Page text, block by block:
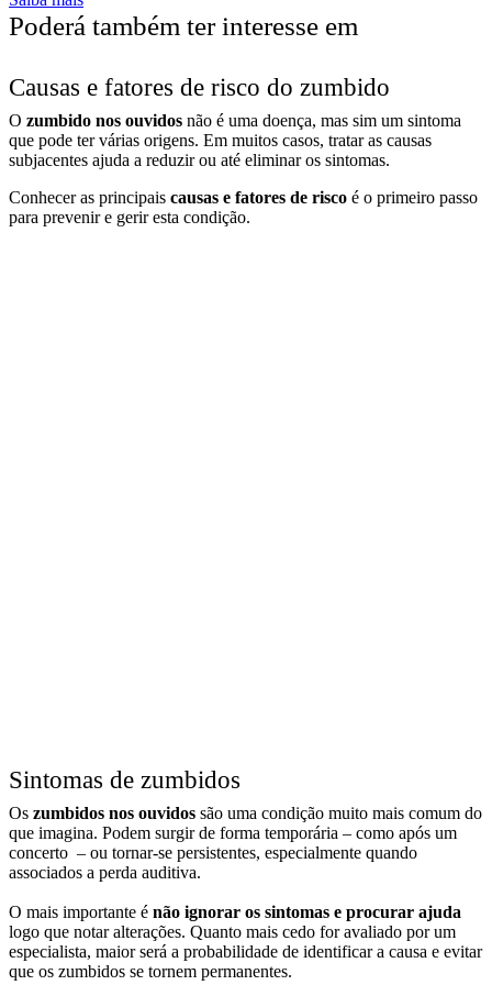
Poderá também ter interesse em
Causas e fatores de risco do zumbido
O zumbido nos ouvidos não é uma doença, mas sim um sintoma
que pode ter várias origens. Em muitos casos, tratar as causas
subjacentes ajuda a reduzir ou até eliminar os sintomas.
Conhecer as principais causas e fatores de risco é o primeiro passo
para prevenir e gerir esta condição.
Sintomas de zumbidos
Os zumbidos nos ouvidos são uma condição muito mais comum do
que imagina. Podem surgir de forma temporária – como após um
concerto – ou tornar-se persistentes, especialmente quando
associados a perda auditiva.
O mais importante é não ignorar os sintomas e procurar ajuda
logo que notar alterações. Quanto mais cedo for avaliado por um
especialista, maior será a probabilidade de identificar a causa e evitar
que os zumbidos se tornem permanentes.